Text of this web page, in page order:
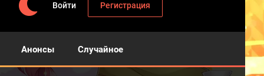
Войти Регистрация
Анонсы Случайное